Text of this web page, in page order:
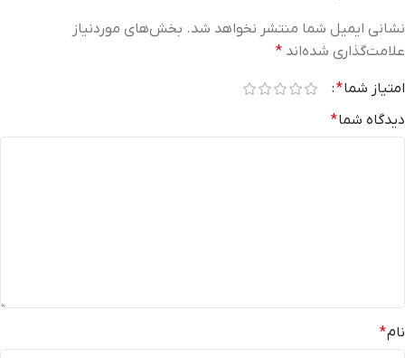
نشانی ایمیل شما منتشر نخواهد شد. بخش‌های موردنیاز
علامت‌گذاری شده‌اند *
امتیاز شما*
دیدگاه شما*
نام*